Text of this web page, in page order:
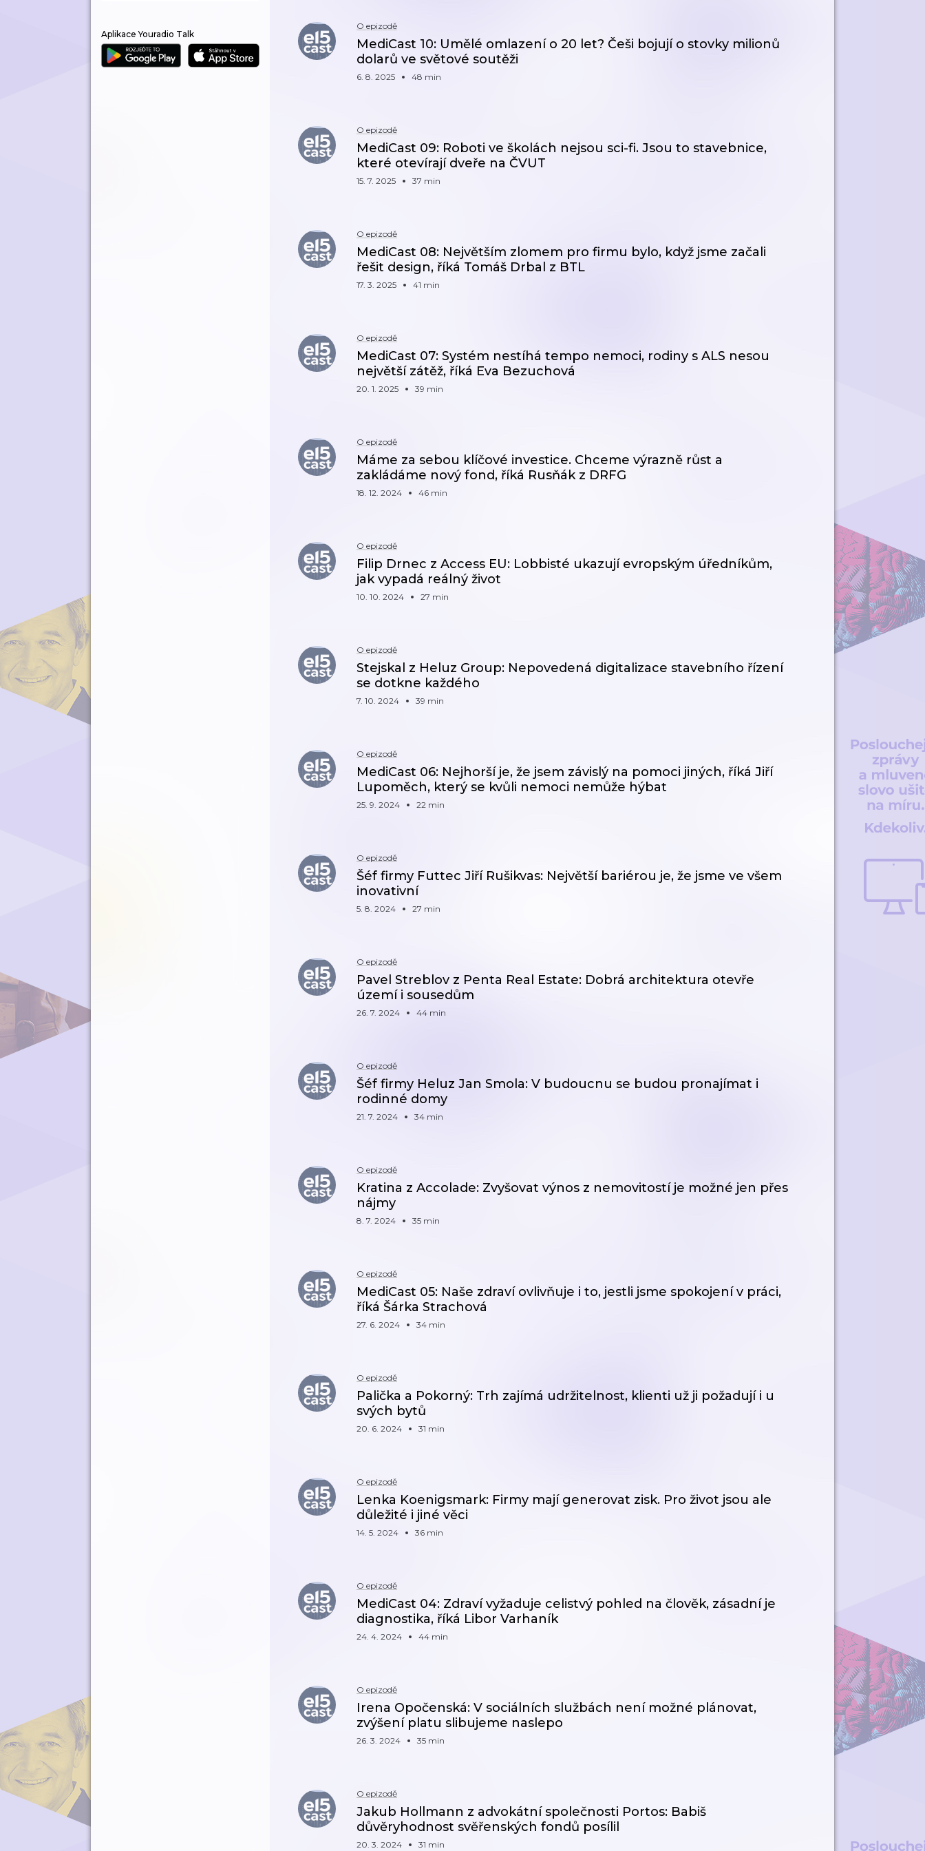
Aplikace Youradio Talk
O epizodě
MediCast 10: Umělé omlazení o 20 let? Češi bojují o stovky milionů
dolarů ve světové soutěži
6. 8. 2025 48 min
O epizodě
MediCast 09: Roboti ve školách nejsou sci-fi. Jsou to stavebnice,
které otevírají dveře na ČVUT
15. 7. 2025 37 min
O epizodě
MediCast 08: Největším zlomem pro firmu bylo, když jsme začali
řešit design, říká Tomáš Drbal z BTL
17. 3. 2025 41 min
O epizodě
MediCast 07: Systém nestíhá tempo nemoci, rodiny s ALS nesou
největší zátěž, říká Eva Bezuchová
20. 1. 2025 39 min
O epizodě
Máme za sebou klíčové investice. Chceme výrazně růst a
zakládáme nový fond, říká Rusňák z DRFG
18. 12. 2024 46 min
O epizodě
Filip Drnec z Access EU: Lobbisté ukazují evropským úředníkům,
jak vypadá reálný život
10. 10. 2024 27 min
O epizodě
Stejskal z Heluz Group: Nepovedená digitalizace stavebního řízení
se dotkne každého
7. 10. 2024 39 min
O epizodě
MediCast 06: Nejhorší je, že jsem závislý na pomoci jiných, říká Jiří
Lupoměch, který se kvůli nemoci nemůže hýbat
25. 9. 2024 22 min
O epizodě
Šéf firmy Futtec Jiří Rušikvas: Největší bariérou je, že jsme ve všem
inovativní
5. 8. 2024 27 min
O epizodě
Pavel Streblov z Penta Real Estate: Dobrá architektura otevře
území i sousedům
26. 7. 2024 44 min
O epizodě
Šéf firmy Heluz Jan Smola: V budoucnu se budou pronajímat i
rodinné domy
21. 7. 2024 34 min
O epizodě
Kratina z Accolade: Zvyšovat výnos z nemovitostí je možné jen přes
nájmy
8. 7. 2024 35 min
O epizodě
MediCast 05: Naše zdraví ovlivňuje i to, jestli jsme spokojení v práci,
říká Šárka Strachová
27. 6. 2024 34 min
O epizodě
Palička a Pokorný: Trh zajímá udržitelnost, klienti už ji požadují i u
svých bytů
20. 6. 2024 31 min
O epizodě
Lenka Koenigsmark: Firmy mají generovat zisk. Pro život jsou ale
důležité i jiné věci
14. 5. 2024 36 min
O epizodě
MediCast 04: Zdraví vyžaduje celistvý pohled na člověk, zásadní je
diagnostika, říká Libor Varhaník
24. 4. 2024 44 min
O epizodě
Irena Opočenská: V sociálních službách není možné plánovat,
zvýšení platu slibujeme naslepo
26. 3. 2024 35 min
O epizodě
Jakub Hollmann z advokátní společnosti Portos: Babiš
důvěryhodnost svěřenských fondů posílil
20. 3. 2024 31 min